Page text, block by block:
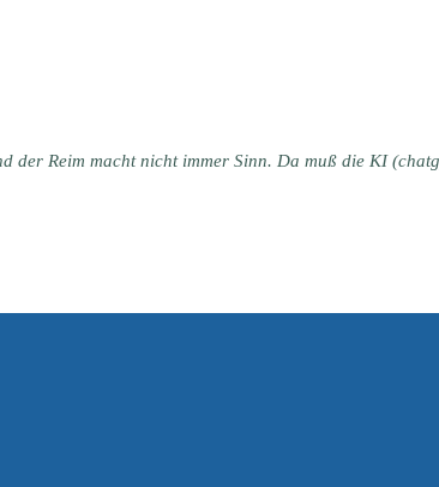
der Reim macht nicht immer Sinn. Da muß die KI